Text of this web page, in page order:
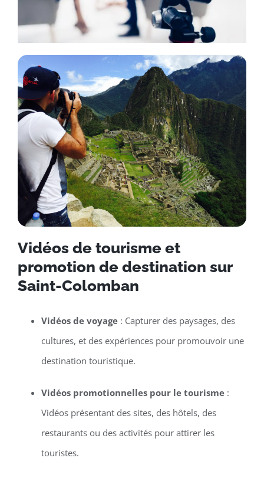
Vidéos de tourisme et
promotion de destination sur
Saint-Colomban
Vidéos de voyage: Capturer des paysages, des
cultures, et des expériences pour promouvoir une
destination touristique.
Vidéos promotionnelles pour le tourisme:
Vidéos présentant des sites, des hôtels, des
restaurants ou des activités pour attirer les
touristes.